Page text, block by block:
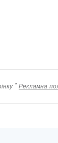
" Рекламна